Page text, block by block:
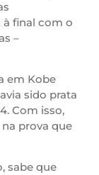
à final com o
–
em Kobe
sido prata
Com isso,
prova que
sabe que